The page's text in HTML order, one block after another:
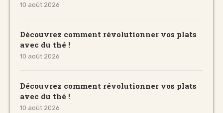
10 août 2026
Découvrez comment révolutionner vos plats
avec du thé !
10 août 2026
Découvrez comment révolutionner vos plats
avec du thé !
10 août 2026